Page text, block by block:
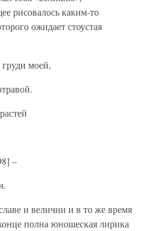
рисовалось каким-то
ожидает стоустая
моей,
–
и величии и в то же время
полна юношеская лирика